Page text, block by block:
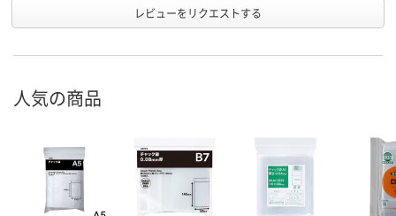
レビューをリクエストする
人気の商品